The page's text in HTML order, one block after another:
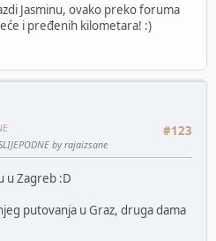
Jasminu, ovako preko foruma
i pređenih kilometara! :)
#123
by rajaizsane
u Zagreb :D
putovanja u Graz, druga dama